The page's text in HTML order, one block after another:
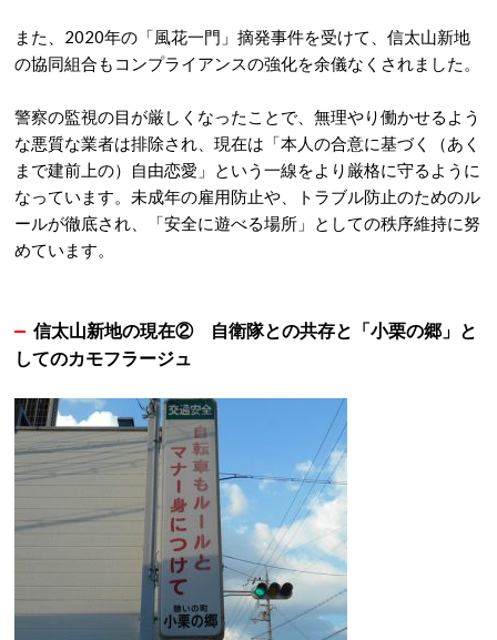
また、2020年の「風花一門」摘発事件を受けて、信太山新地
の協同組合もコンプライアンスの強化を余儀なくされました 。
警察の監視の目が厳しくなったことで、無理やり働かせるよう
な悪質な業者は排除され、現在は「本人の合意に基づく（あく
まで建前上の）自由恋愛」という一線をより厳格に守るように
なっています。未成年の雇用防止や、トラブル防止のためのル
ールが徹底され、「安全に遊べる場所」としての秩序維持に努
めています。
信太山新地の現在②
自衛隊との共存と「小栗の郷」と
してのカモフラージュ